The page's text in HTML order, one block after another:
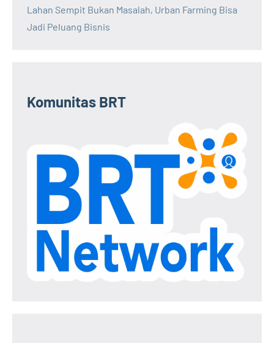
Lahan Sempit Bukan Masalah, Urban Farming Bisa
Jadi Peluang Bisnis
Komunitas BRT